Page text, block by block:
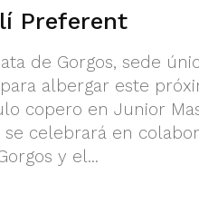
Preferent
de Gorgos, sede
para albergar este
copero en Junior
celebrará en
y el...